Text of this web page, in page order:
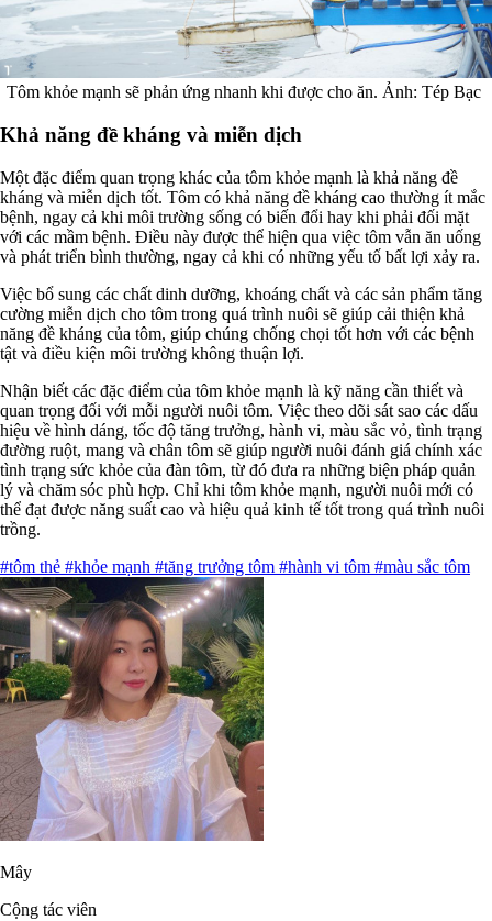
Tôm khỏe mạnh sẽ phản ứng nhanh khi được cho ăn. Ảnh: Tép Bạc
Khả năng đề kháng và miễn dịch
Một đặc điểm quan trọng khác của tôm khỏe mạnh là khả năng đề
kháng và miễn dịch tốt. Tôm có khả năng đề kháng cao thường ít mắc
bệnh, ngay cả khi môi trường sống có biến đổi hay khi phải đối mặt
với các mầm bệnh. Điều này được thể hiện qua việc tôm vẫn ăn uống
và phát triển bình thường, ngay cả khi có những yếu tố bất lợi xảy ra.
Việc bổ sung các chất dinh dưỡng, khoáng chất và các sản phẩm tăng
cường miễn dịch cho tôm trong quá trình nuôi sẽ giúp cải thiện khả
năng đề kháng của tôm, giúp chúng chống chọi tốt hơn với các bệnh
tật và điều kiện môi trường không thuận lợi.
Nhận biết các đặc điểm của tôm khỏe mạnh là kỹ năng cần thiết và
quan trọng đối với mỗi người nuôi tôm. Việc theo dõi sát sao các dấu
hiệu về hình dáng, tốc độ tăng trưởng, hành vi, màu sắc vỏ, tình trạng
đường ruột, mang và chân tôm sẽ giúp người nuôi đánh giá chính xác
tình trạng sức khỏe của đàn tôm, từ đó đưa ra những biện pháp quản
lý và chăm sóc phù hợp. Chỉ khi tôm khỏe mạnh, người nuôi mới có
thể đạt được năng suất cao và hiệu quả kinh tế tốt trong quá trình nuôi
trồng.
#tôm thẻ #khỏe mạnh #tăng trưởng tôm #hành vi tôm #màu sắc tôm
Mây
Cộng tác viên